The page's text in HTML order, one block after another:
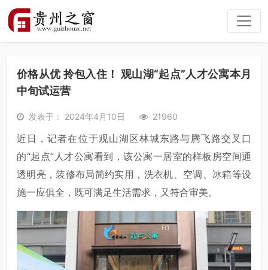
价格从优 拎包入住！ 观山湖“起点”人才公寓本月
中旬试运营
发表于： 2024年4月10日 21960
近日，记者在位于观山湖区林城东路与腾飞路交叉口
的“起点”人才公寓看到，该公寓一居室的样板房空间通
透明亮，装修布局简约实用，洗衣机、空调、冰箱等设
施一应俱全，既可满足生活需求，又符合审美。